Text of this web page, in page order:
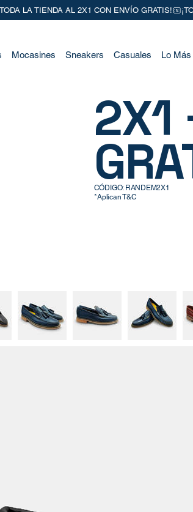
Lo Más
Casuales
Sneakers
Mocasines
2X1
CÓDIGO: RANDEM2X1
*Aplican T&C